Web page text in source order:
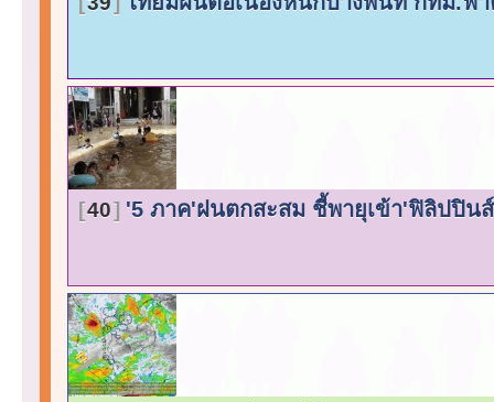
40 '5 ภาค'ฝนตกสะสม ชี้พายุเข้า'ฟิลิปปิน